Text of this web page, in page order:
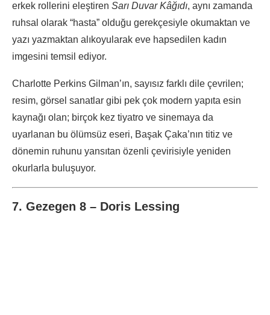
erkek rollerini eleştiren Sarı Duvar Kâğıdı, aynı zamanda
ruhsal olarak “hasta” olduğu gerekçesiyle okumaktan ve
yazı yazmaktan alıkoyularak eve hapsedilen kadın
imgesini temsil ediyor.
Charlotte Perkins Gilman’ın, sayısız farklı dile çevrilen;
resim, görsel sanatlar gibi pek çok modern yapıta esin
kaynağı olan; birçok kez tiyatro ve sinemaya da
uyarlanan bu ölümsüz eseri, Başak Çaka’nın titiz ve
dönemin ruhunu yansıtan özenli çevirisiyle yeniden
okurlarla buluşuyor.
7. Gezegen 8 – Doris Lessing